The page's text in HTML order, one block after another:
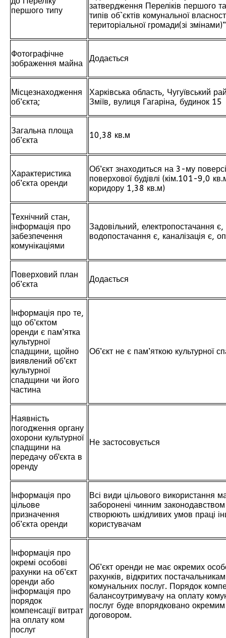
першого типу
затвердження Переліків першого
типів об`єктів комунальної
територіальної громади(зі змінами)”
Фотографічне
зображення майна
Додається
Місцезнаходження
об’єкта;
Харківська область, Чугуївський
Зміїв, вулиця Гагаріна, будинок 15
Загальна площа
об’єкта
10,38 кв.м
Характеристика
об’єкта оренди
Об’єкт знаходиться на 3-му
поверхової будівлі (кім.101-9,0
коридору 1,38 кв.м)
Технічний стан,
інформація про
забезпечення
комунікаціями
Задовільний, електропостачання є,
водопостачання є, каналізація є,
Поверховий план
об’єкта
Додається
Інформація про те,
що об’єктом
оренди є пам’ятка
культурної
спадщини, щойно
виявлений об’єкт
культурної
спадщини чи його
частина
Об’єкт не є пам’яткою культурної
Наявність
погодження органу
охорони культурної
спадщини на
передачу об'єкта в
оренду
Не застосовується
Інформація про
цільове
призначення
об’єкта оренди
Всі види цільового використання
заборонені чинним
створюють шкідливих умов праці
користувачам
Інформація про
окремі особові
рахунки на об’єкт
оренди або
інформація про
порядок
компенсації витрат
на оплату ком
послуг
Об’єкт оренди не має окремих
рахунків, відкритих
комунальних послуг. Порядок
балансоутримувачу на оплату
послуг буде впорядковано окремим
договором.